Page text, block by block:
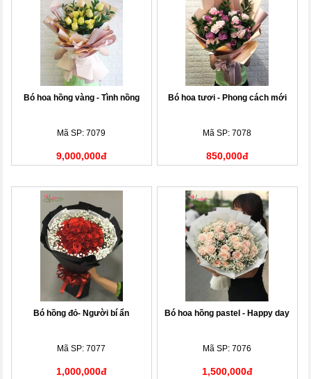
Bó hoa hồng vàng - Tình nồng
Mã SP: 7079
9,000,000đ
Bó hoa tươi - Phong cách mới
Mã SP: 7078
850,000đ
Bó hồng đỏ- Người bí ẩn
Mã SP: 7077
1,000,000đ
Bó hoa hồng pastel - Happy day
Mã SP: 7076
1,500,000đ